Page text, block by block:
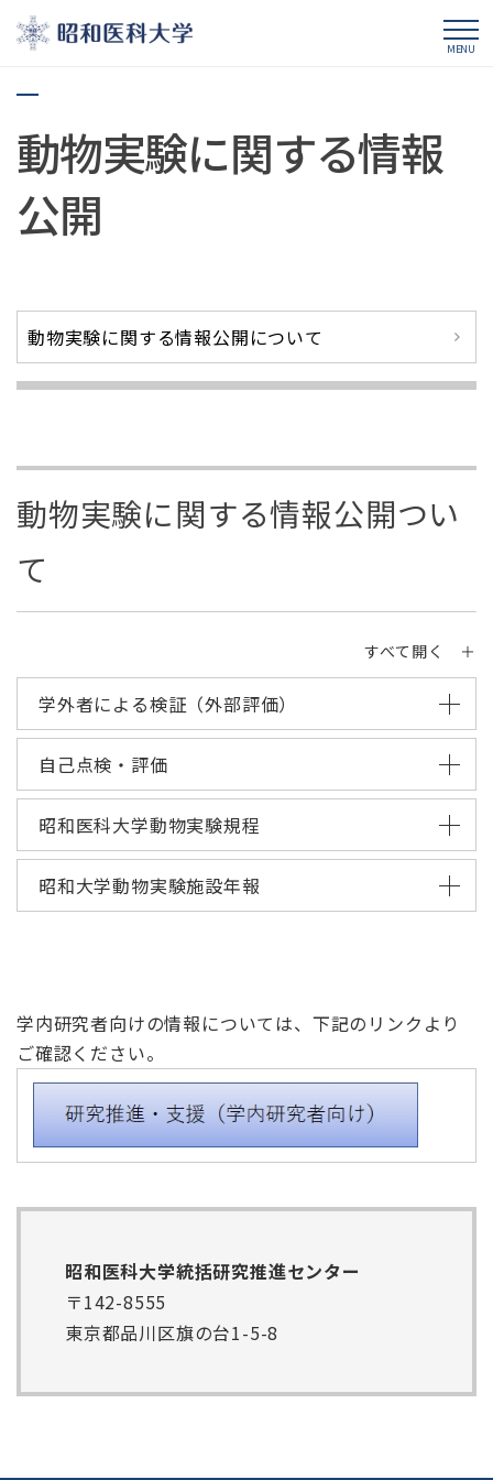
MENU
動物実験に関する情報
公開
動物実験に関する情報公開について
動物実験に関する情報公開つい
て
すべて開く ＋
学外者による検証（外部評価）
自己点検・評価
昭和医科大学動物実験規程
昭和大学動物実験施設年報
学内研究者向けの情報については、下記のリンクより
ご確認ください。
昭和医科大学統括研究推進センター
〒142-8555
東京都品川区旗の台1-5-8